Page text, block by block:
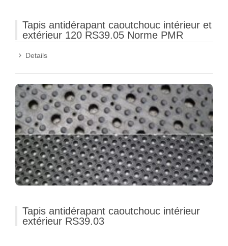
Tapis antidérapant caoutchouc intérieur et
extérieur 120 RS39.05 Norme PMR
Details
Tapis antidérapant caoutchouc intérieur
extérieur RS39.03